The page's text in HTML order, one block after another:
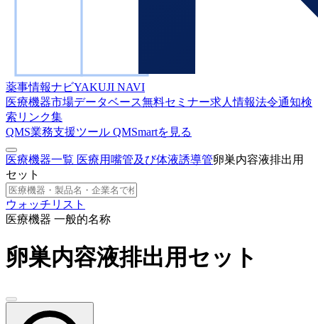
薬事情報ナビYAKUJI NAVI
医療機器市場データベース無料セミナー求人情報法令通知検
索 リンク集
QMS業務支援ツール QMSmartを見る
医療機器一覧 医療用嘴管及び体液誘導管卵巣内容液排出用
セット
ウォッチリスト
医療機器 一般的名称
卵巣内容液排出用セット